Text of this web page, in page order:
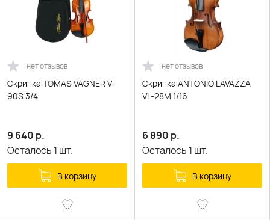
нет отзывов
Скрипка TOMAS VAGNER V-
90S 3/4
9 640 р.
Осталось 1 шт.
В корзину
нет отзывов
Скрипка ANTONIO LAVAZZA
VL-28M 1/16
6 890 р.
Осталось 1 шт.
В корзину